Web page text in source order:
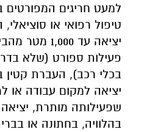
למעט חריגים המפורטים
טיפול רפואי או
יציאה עד
פעילות ספורט (שלא
בכלי רכב), העברת קטין
יציאה למקום עבודה או
שפעילותה מותרת,
בהלוויה, בחתונה או